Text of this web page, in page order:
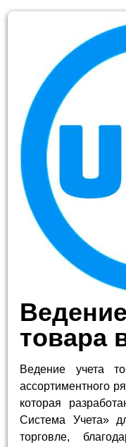
товара
Ведение учета
ассортиментного
которая
Система Учета»
торговле,